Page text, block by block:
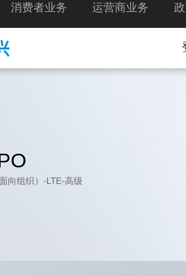
消费者业务 运营商业务
向组织）-LTE-高级